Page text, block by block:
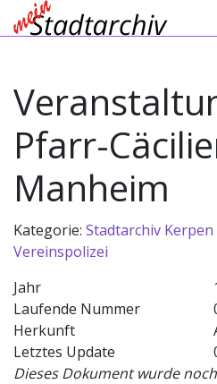
Pfarr-
Manheim
Kategorie: Stadtarchiv Kerpen
Vereinspolizei
Jahr
Laufende Nummer
Herkunft
Letztes Update
Dieses Dokument wurde